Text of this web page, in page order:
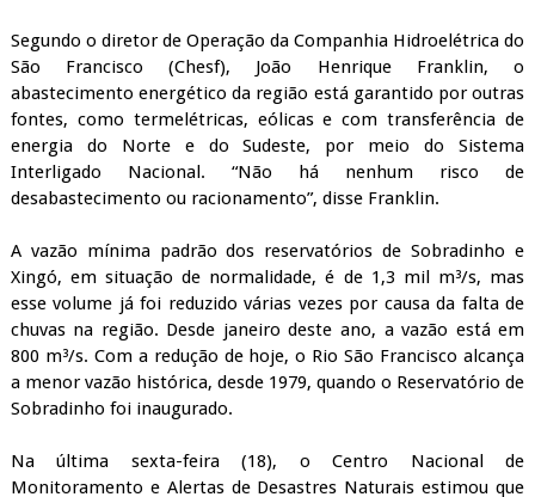
Segundo o diretor de Operação da Companhia Hidroelétrica do
São Francisco (Chesf), João Henrique Franklin, o
abastecimento energético da região está garantido por outras
fontes, como termelétricas, eólicas e com transferência de
energia do Norte e do Sudeste, por meio do Sistema
Interligado Nacional. “Não há nenhum risco de
desabastecimento ou racionamento”, disse Franklin.
A vazão mínima padrão dos reservatórios de Sobradinho e
Xingó, em situação de normalidade, é de 1,3 mil m³/s, mas
esse volume já foi reduzido várias vezes por causa da falta de
chuvas na região. Desde janeiro deste ano, a vazão está em
800 m³/s. Com a redução de hoje, o Rio São Francisco alcança
a menor vazão histórica, desde 1979, quando o Reservatório de
Sobradinho foi inaugurado.
Na última sexta-feira (18), o Centro Nacional de
Monitoramento e Alertas de Desastres Naturais estimou que